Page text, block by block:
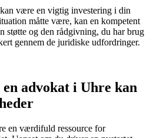
være en vigtig investering i din
måtte være, kan en kompetent
støtte og den rådgivning, du har brug
gennem de juridiske udfordringer.
advokat i Uhre kan
en værdifuld ressource for